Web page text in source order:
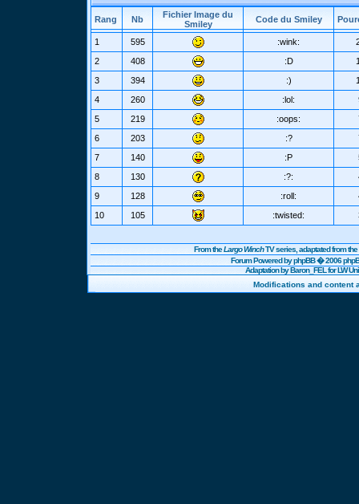
Rang Nb
Fichier Image du
Smiley
Code du Smiley
1 595 :wink:
2
408 :D
3
394 :)
4
260 :lol:
5
219 :oops:
6
203 :?
7
140 :P
8
130 :?:
9
128 :roll:
10
105 :twisted:
From theLargo WinchTV series, adaptated from
Forum Powered byphpBB� 2006
Adaptation by Baron_FEL for LW
Modifications and content